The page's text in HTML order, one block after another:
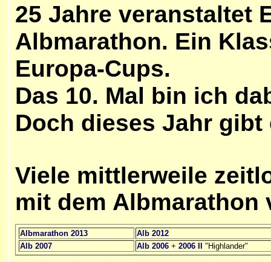
25 Jahre veranstaltet
Albmarathon. Ein
Europa-Cups.
Das 10. Mal bin ich
Doch dieses Jahr
Viele mittlerweile
mit dem Albmarathon
Albmarathon 2013
Alb 2012
Alb 2007
Alb 2006 + 2006 II "Highlander"